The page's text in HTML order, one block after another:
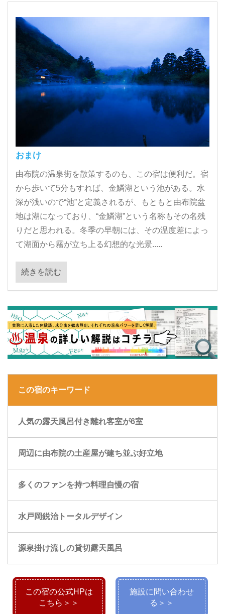
おまけ
由布院の温泉街を散策するのも、この宿は便利だ。宿
から歩いて5分もすれば、金鱗湖という池がある。水
深が浅いので“池”と定義されるが、もともと由布院盆
地は湖になっており、“金鱗湖”という名称もその名残
りだと思われる。冬季の早朝には、その温度差によっ
て湖面から霧が立ち上る幻想的な光景.....
続きを読む
この宿のキーワード
人気の露天風呂付き離れ客室が6室
周辺に由布院の土産屋が建ち並ぶ好立地
多くのファンを持つ料理自慢の宿
水戸岡鋭治トータルデザイン
源泉掛け流しの貸切露天風呂
この宿の公式HPは
こちら＞＞
施設に問い合わせ
る＞＞